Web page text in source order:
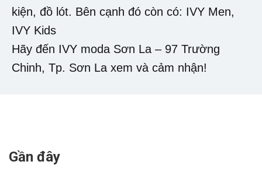
kiện, đồ lót. Bên cạnh đó còn có: IVY Men,
IVY Kids
Hãy đến IVY moda Sơn La – 97 Trường
Chinh, Tp. Sơn La xem và cảm nhận!
Gần đây